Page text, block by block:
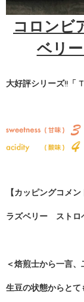
コロンビ
ベリ
大好評シリーズ!!「
【カッピングコメン
ラズベリー スト
＜焙煎士から一言、
生豆の状態からとて